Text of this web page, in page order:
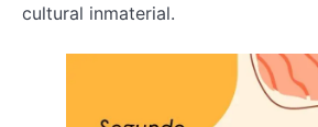
cultural inmaterial.